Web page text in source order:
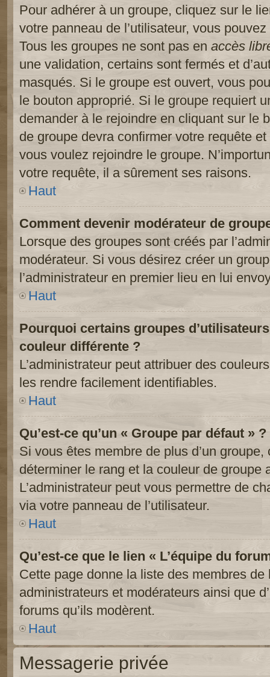
Pour adhérer à un groupe, cliquez sur le
votre panneau de l’utilisateur, vous
Tous les groupes ne sont pas en accès
une validation, certains sont fermés et
masqués. Si le groupe est ouvert, vous
le bouton approprié. Si le groupe requiert
demander à le rejoindre en cliquant sur le
de groupe devra confirmer votre requête
vous voulez rejoindre le groupe.
votre requête, il a sûrement ses raisons.
Haut
Comment devenir modérateur de
Lorsque des groupes sont créés par
modérateur. Si vous désirez créer un
l’administrateur en premier lieu en lui
Haut
Pourquoi certains groupes
couleur différente ?
L’administrateur peut attribuer des
les rendre facilement identifiables.
Haut
Qu’est-ce qu’un « Groupe par défaut » ?
Si vous êtes membre de plus d’un
déterminer le rang et la couleur de groupe
L’administrateur peut vous permettre de
via votre panneau de l’utilisateur.
Haut
Qu’est-ce que le lien « L’équipe du
Cette page donne la liste des membres de
administrateurs et modérateurs ainsi que
forums qu’ils modèrent.
Haut
Messagerie privée